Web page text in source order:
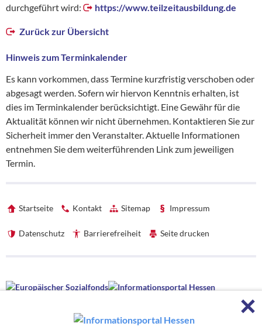
durchgeführt wird:
https://www.teilzeitausbildung.de
Zurück zur Übersicht
Hinweis zum Terminkalender
Es kann vorkommen, dass Termine kurzfristig verschoben oder
abgesagt werden. Sofern wir hiervon Kenntnis erhalten, ist
dies im Terminkalender berücksichtigt. Eine Gewähr für die
Aktualität können wir nicht übernehmen. Kontaktieren Sie zur
Sicherheit immer den Veranstalter. Aktuelle Informationen
entnehmen Sie dem weiterführenden Link zum jeweiligen
Termin.
Startseite Kontakt Sitemap Impressum
Datenschutz Barrierefreiheit Seite drucken
Die hessenweite Strategie OloV wird gefördert von der Europäischen
Union sowie aus Mitteln des Hessischen Ministeriums für Wirtschaft,